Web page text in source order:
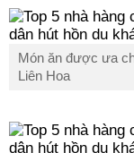
Món ăn được ưa
Liên Hoa